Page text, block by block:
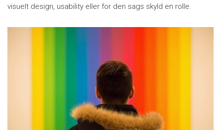
visuelt design, usability eller for den sags skyld en rolle.